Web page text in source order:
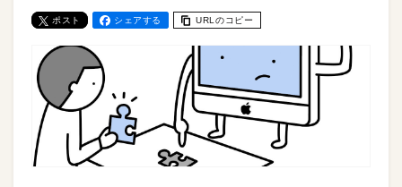
ポスト シェアする URLのコピー